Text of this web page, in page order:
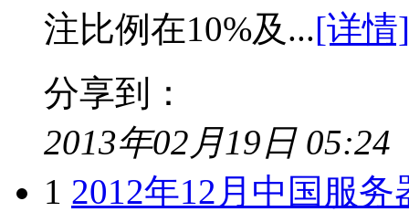
注比例在10%及...[详情]
分享到：
2013年02月19日 05:24
1 2012年12月中国服